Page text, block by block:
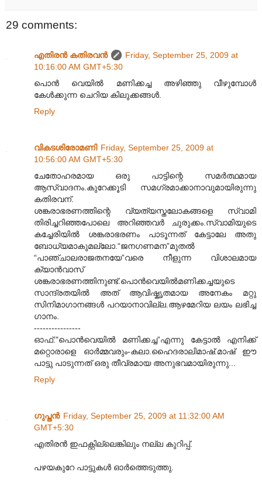
29 comments:
എതിരന്‍ കതിരവന്‍
Friday, September 25, 2009 at
10:16:00 AM GMT+5:30
പൊൻ വെയിൽ മണിക്കച്ച അഴിഞ്ഞു വീഴുമ്പോൾ
കേൾക്കുന്ന ചെറിയ കിലുക്കങ്ങൾ.
Reply
വികടശിരോമണി Friday, September 25, 2009 at
10:56:00 AM GMT+5:30
ചേതോഹരമായ ഒരു പാട്ടിന്റെ സമർത്ഥമായ
ആസ്വാദനം.കുറേക്കൂടി സമഗ്രമാക്കാനാവുമായിരുന്നു
കതിരവന്.
ശങ്കരാഭരണത്തിന്റെ വ്യത്യസ്തലോകങ്ങളെ സ്വാമി
തിരിച്ചറിഞ്ഞപോലെ അറിഞ്ഞവർ ചുരുക്കം.സ്വാമിയുടെ
കച്ചേരിയിൽ ശങ്കരാഭരണം പാടൂന്നത് കേട്ടാലേ അതു
ബോധ്യമാകുമല്ലോ.‌“ജനഗണമന”മുതൽ
“പാഞ്ചാലരാജതനയേ”വരെ നീളുന്ന വിശാലമായ
ക്യാൻ‌വാസ്
ശങ്കരാഭരണത്തിനുണ്ട്.പൊൻ‌‌വെയിൽമണിക്കച്ചയുടെ
സാന്ദ്രതയിൽ അത് ആവിഷ്കൃതമായ അനേകം മറ്റു
സിനിമാഗാനങ്ങൾ പറയാനാവില്ല.ആഴമേറിയ ലയം ലഭിച്ച
ഗാനം.
----------------
ഓഫ്:"പൊൻ‌വെയിൽ മണിക്കച്ച”എന്നു കേട്ടാൽ എനിക്ക്
മറ്റൊരാളെ ഓർമ്മവരും-കലാ.ഹൈദരാലിമാഷ്.മാഷ് ഈ
പാട്ടു പാടുന്നത് ഒരു തീവ്രമായ അനുഭവമായിരുന്നു...
Reply
ഗുപ്തന്‍ Friday, September 25, 2009 at 11:32:00 AM
GMT+5:30
എതിരന്‍ ഇഫക്റ്റില്ലെങ്കിലും നല്ല കുറിപ്പ്.
പഴയകുറേ പാട്ടുകള്‍ ഓര്‍ത്തെടുത്തു.